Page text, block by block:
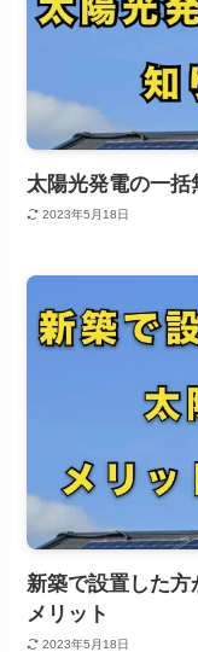
太陽光発電の一
2023年5月18日
新築で設置した
メリット
2023年5月18日